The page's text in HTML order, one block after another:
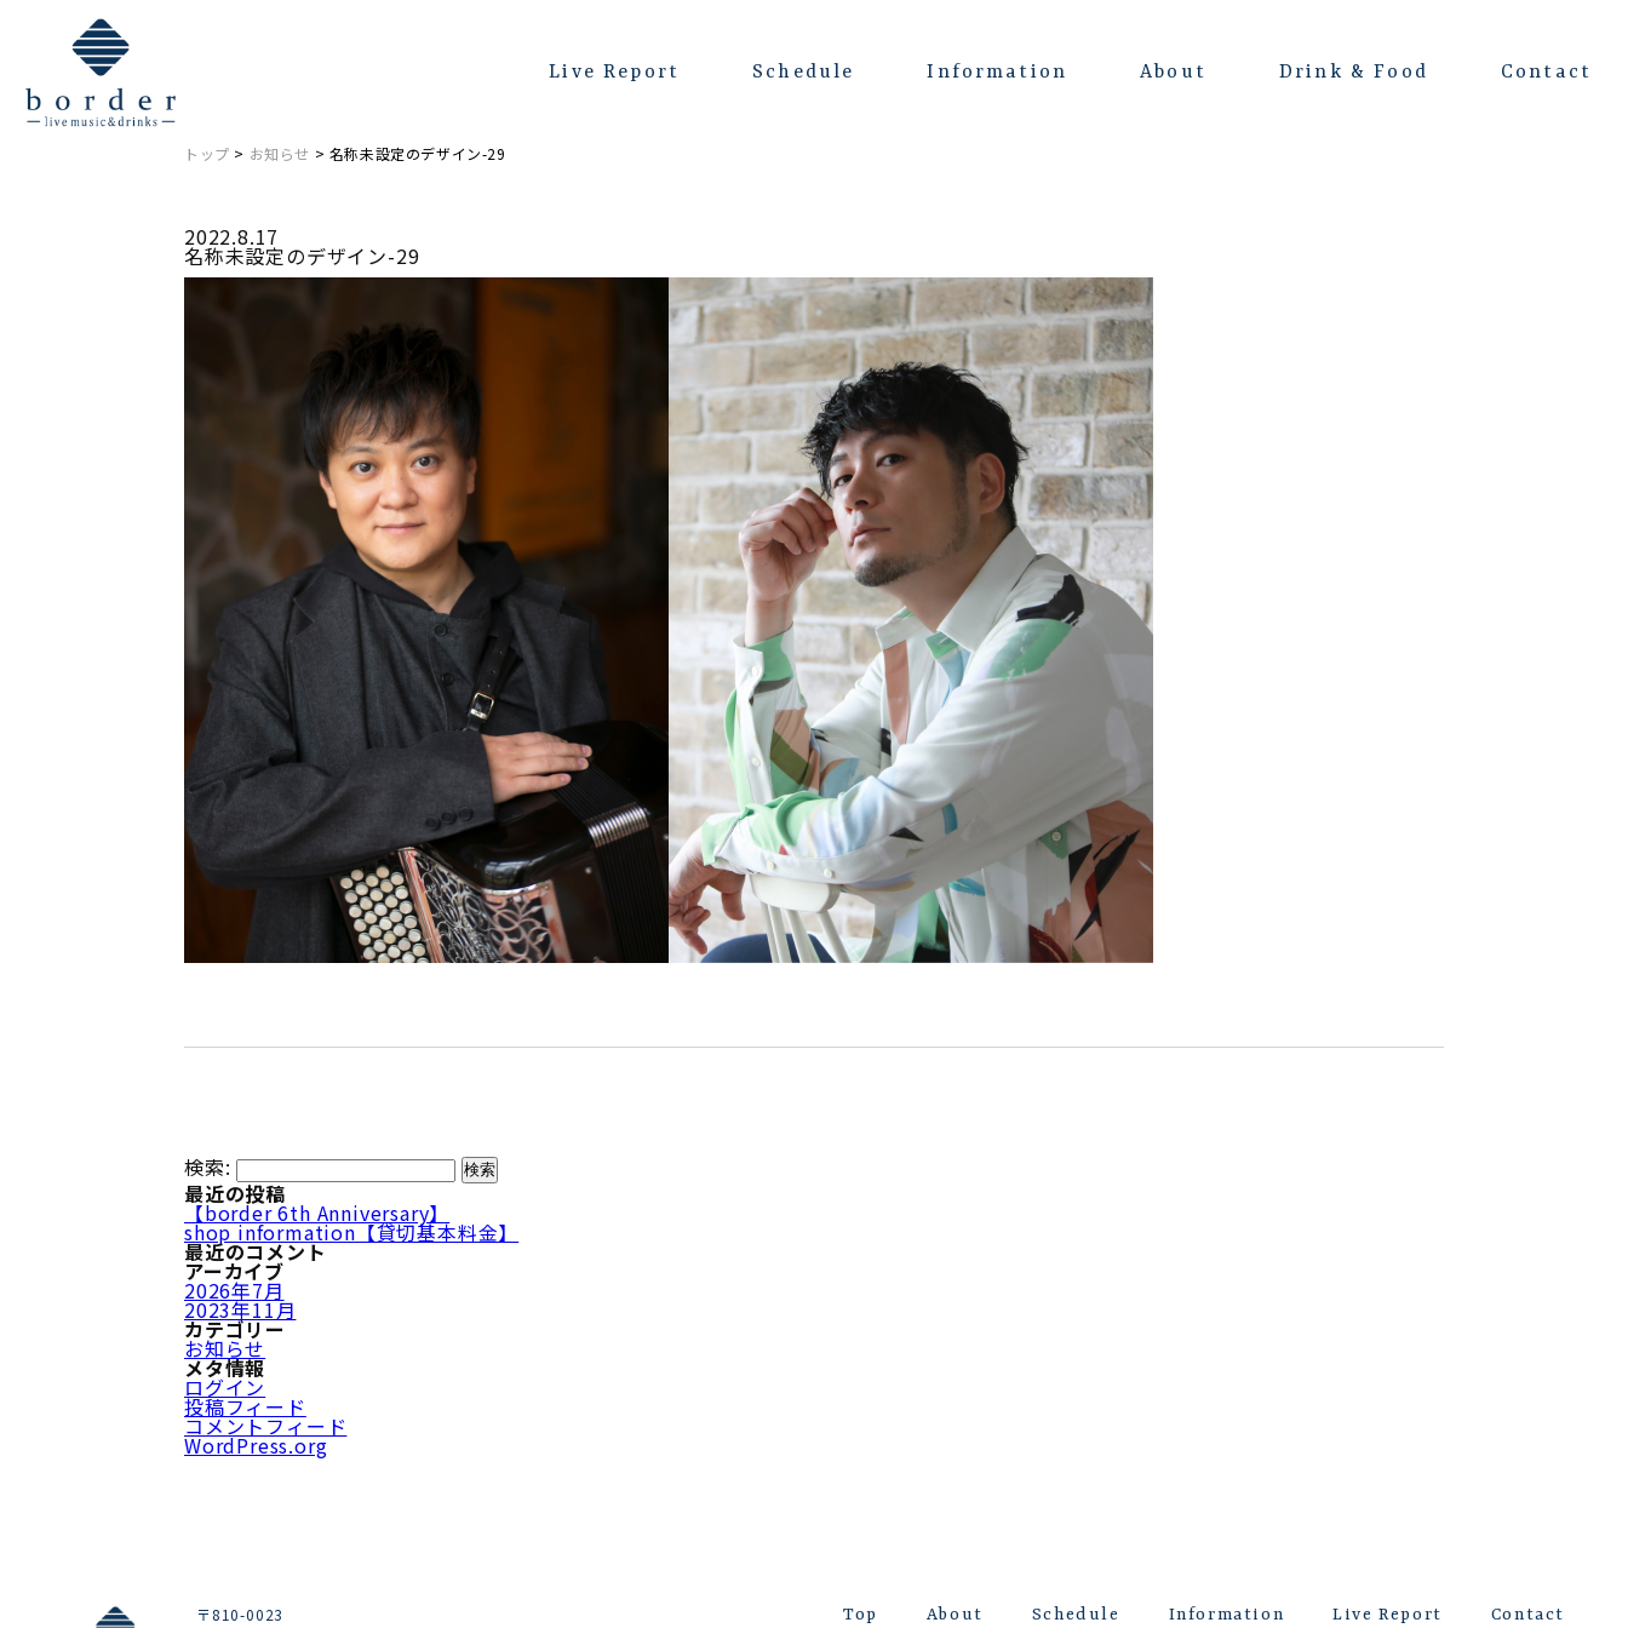
Live Report Schedule Information About Drink & Food Contact
トップ > お知らせ > 名称未設定のデザイン-29
2022.8.17
名称未設定のデザイン-29
検索:
最近の投稿
【border 6th Anniversary】
shop information【貸切基本料金】
最近のコメント
アーカイブ
2026年7月
2023年11月
カテゴリー
お知らせ
メタ情報
ログイン
投稿フィード
コメントフィード
WordPress.org
〒810-0023 Top About Schedule Information Live Report Contact